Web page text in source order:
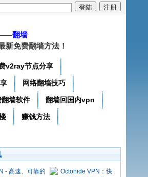
翻墙
新免费翻墙方法！
v2ray节点分享
网络翻墙技巧
翻墙软件 翻墙回国内vpn
赚钱方法